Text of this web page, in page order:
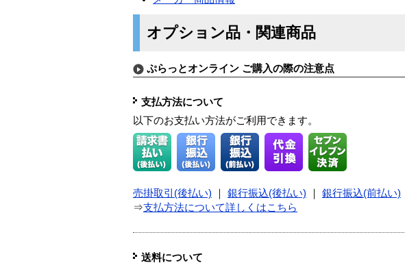
オプション品・関連商品
ぷらっとオンライン ご購入の際の注意点
支払方法について
以下のお支払い方法がご利用できます。
売掛取引(後払い) 銀行振込(後払い) 銀行振込(前払い)
⇒支払方法について詳しくはこちら
送料について